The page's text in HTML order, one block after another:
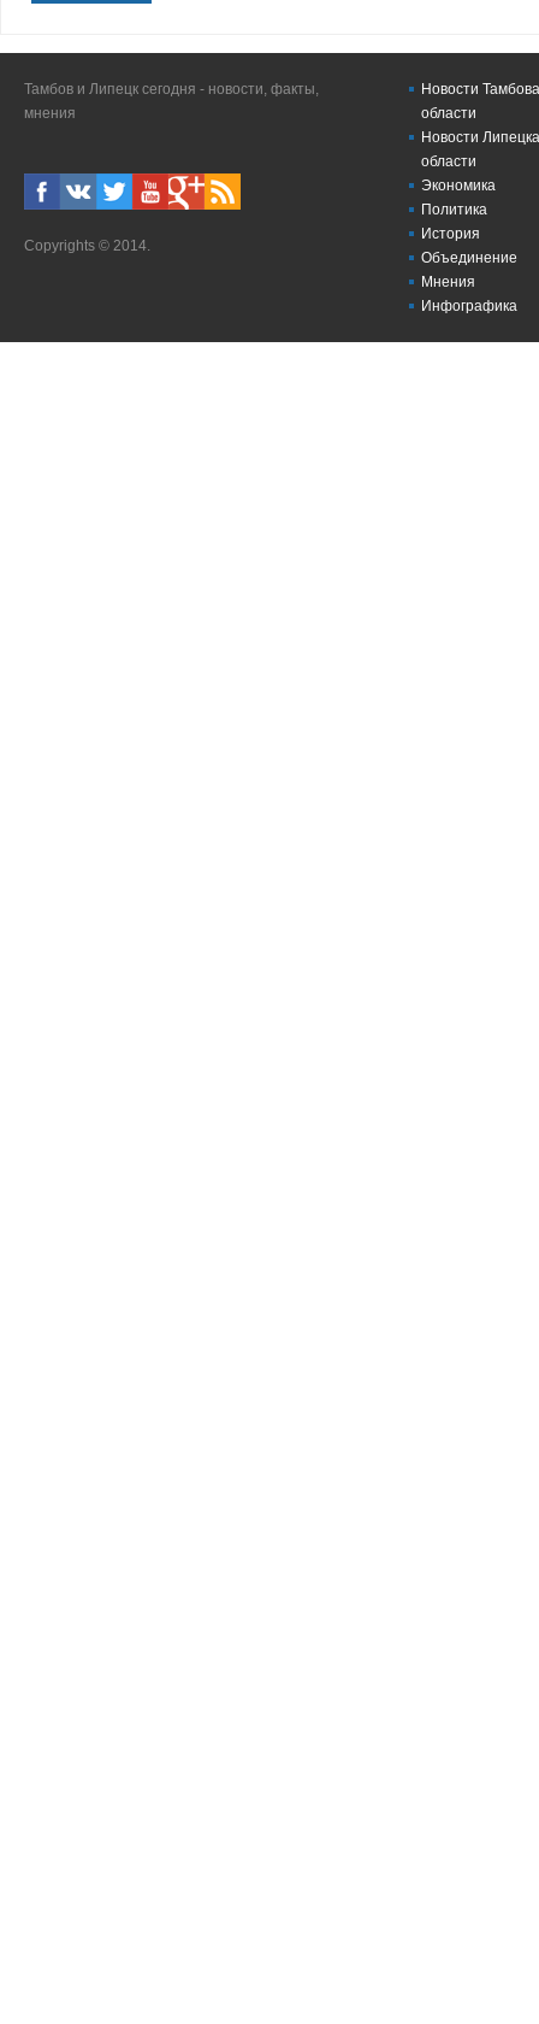
Тамбов и Липецк сегодня - новости, факты,
мнения
Copyrights © 2014.
Новости
области
Новости
области
Экономика
Политика
История
Объединение
Мнения
Инфографика